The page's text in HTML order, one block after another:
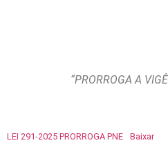
“PRORROGA A
LEI 291-2025 PRORROGA PNE Baixar